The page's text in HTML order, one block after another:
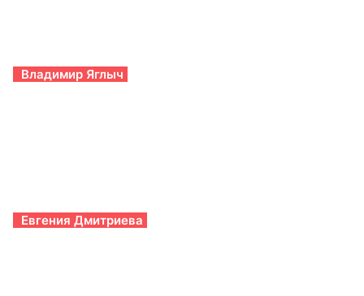
Владимир Яглыч
Евгения Дмитриева